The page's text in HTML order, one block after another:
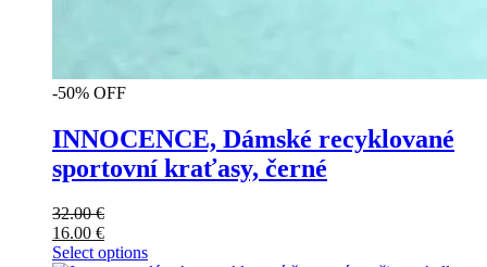
-50% OFF
INNOCENCE, Dámské recyklované
sportovní kraťasy, černé
32.00€
16.00 €
Select options